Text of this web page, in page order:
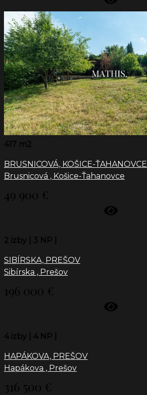
417 m2
BRUSNICOVÁ, KOŠICE-ŤAHANOVCE
Brusnicová , Košice-Ťahanovce
49 900 €
2 izby | 3 NP |
SIBÍRSKA, PREŠOV
Sibírska , Prešov
196 000 €
4 izby | 4 NP |
HAPÁKOVA, PREŠOV
Hapákova , Prešov
316 500 €